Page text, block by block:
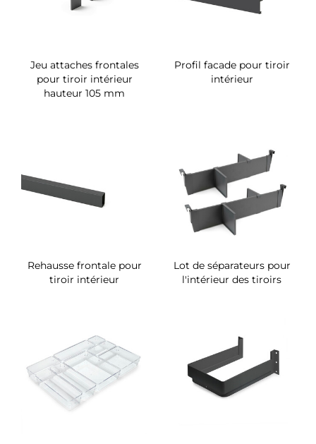
Jeu attaches frontales
pour tiroir intérieur
hauteur 105 mm
Profil facade pour tiroir
intérieur
Rehausse frontale pour
tiroir intérieur
Lot de séparateurs pour
l'intérieur des tiroirs